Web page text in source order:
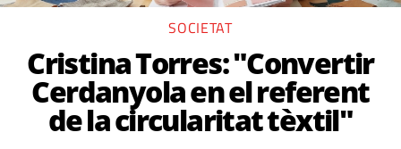
SOCIETAT
Cristina Torres: "Convertir
Cerdanyola en el referent
de la circularitat tèxtil"